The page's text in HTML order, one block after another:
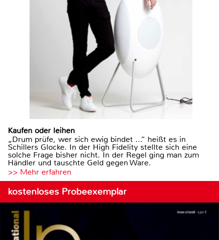
Kaufen oder leihen
„Drum prüfe, wer sich ewig bindet ...“ heißt es in
Schillers Glocke. In der High Fidelity stellte sich eine
solche Frage bisher nicht. In der Regel ging man zum
Händler und tauschte Geld gegen Ware.
>> Mehr erfahren
kostenloses Probeexemplar